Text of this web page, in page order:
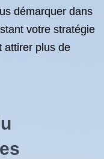
démarquer dans
votre stratégie
attirer plus de